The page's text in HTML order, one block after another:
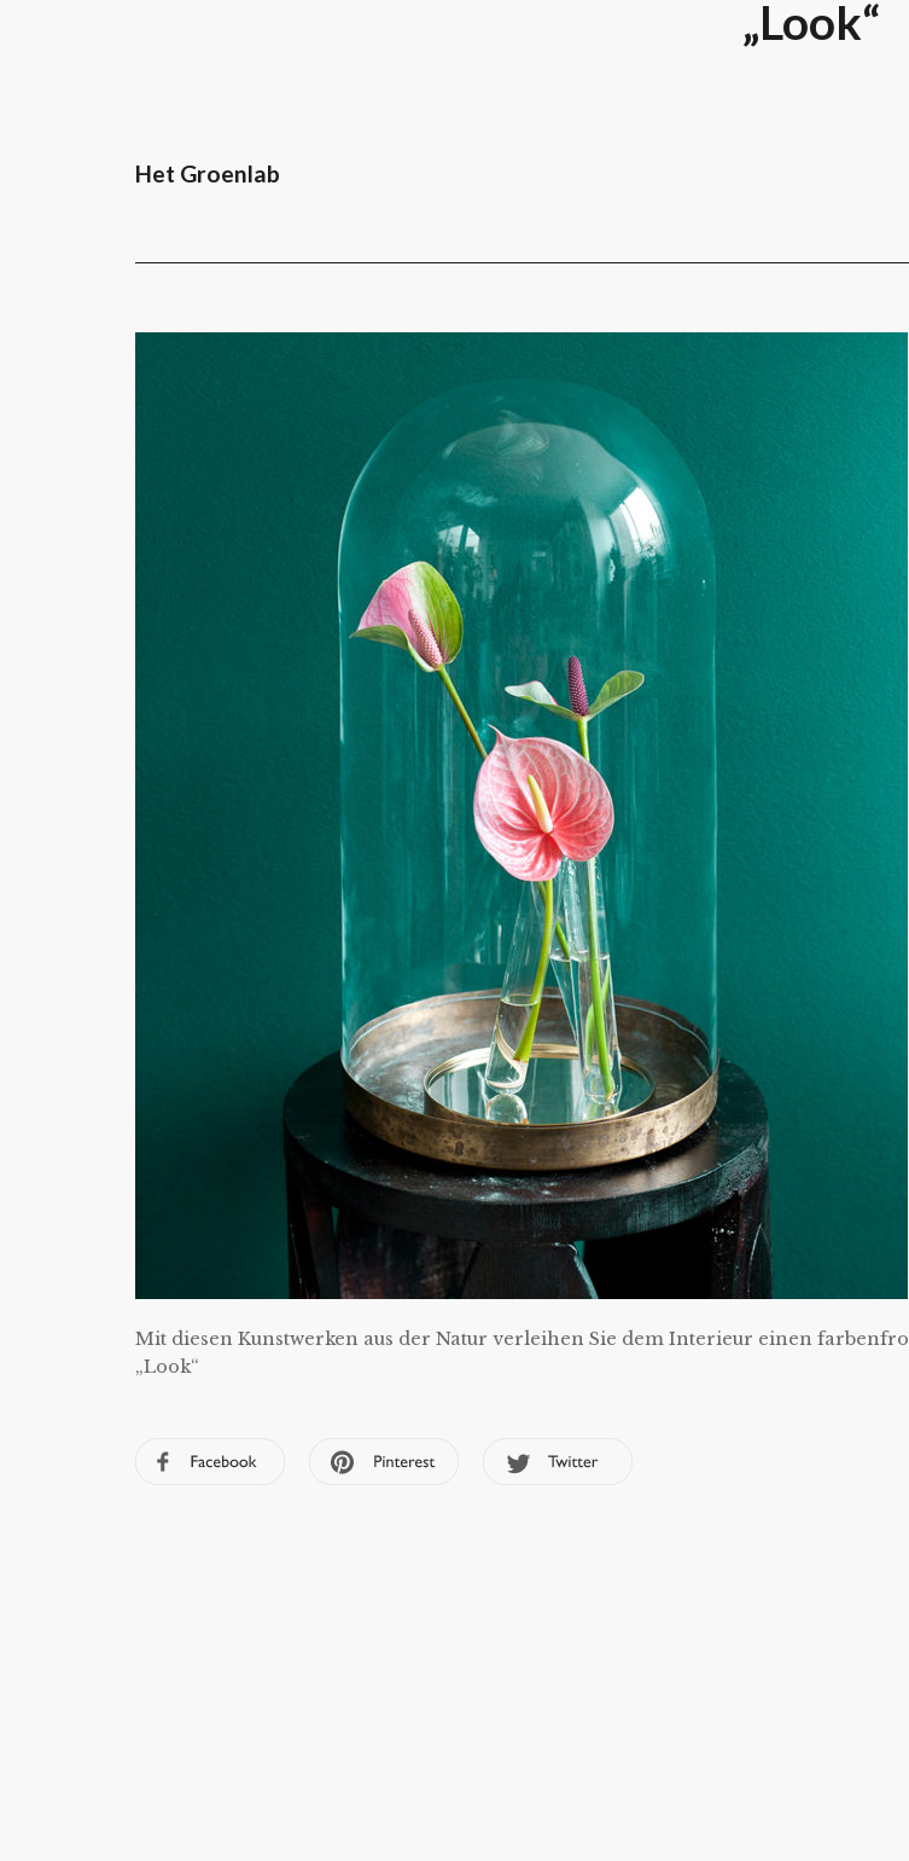
„Look“
Het Groenlab
Mit diesen Kunstwerken aus der Natur verleihen Sie dem Interieur einen
„Look“